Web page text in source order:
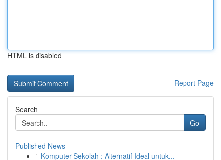
HTML is disabled
Report Page
Search
Go
Published News
1 Komputer Sekolah : Alternatif Ideal untuk...